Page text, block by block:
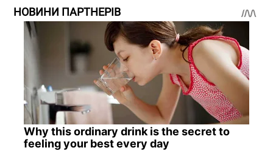
НОВИНИ ПАРТНЕРІВ
Why this ordinary drink is the secret to
feeling your best every day